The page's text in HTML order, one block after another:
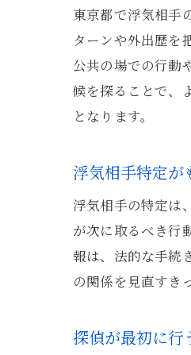
東京都で浮気相手
ターンや外出歴を
公共の場での行動
候を探ることで、
となります。
浮気相手特定が
浮気相手の特定は
が次に取るべき行
報は、法的な手続
の関係を見直すき
探偵が最初に行